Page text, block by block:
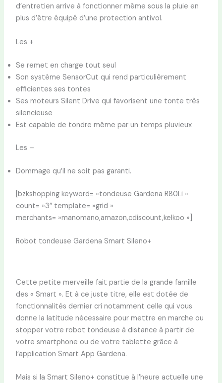
d’entretien arrive à fonctionner même sous la pluie en
plus d’être équipé d’une protection antivol.
Les +
Se remet en charge tout seul
Son système SensorCut qui rend particulièrement
efficientes ses tontes
Ses moteurs Silent Drive qui favorisent une tonte très
silencieuse
Est capable de tondre même par un temps pluvieux
Les –
Dommage qu’il ne soit pas garanti.
[bzkshopping keyword= »tondeuse Gardena R80Li »
count= »3″ template= »grid »
merchants= »manomano,amazon,cdiscount,kelkoo »]
Robot tondeuse Gardena Smart Sileno+
Cette petite merveille fait partie de la grande famille
des « Smart ». Et à ce juste titre, elle est dotée de
fonctionnalités dernier cri notamment celle qui vous
donne la latitude nécessaire pour mettre en marche ou
stopper votre robot tondeuse à distance à partir de
votre smartphone ou de votre tablette grâce à
l’application Smart App Gardena.
Mais si la Smart Sileno+ constitue à l’heure actuelle une